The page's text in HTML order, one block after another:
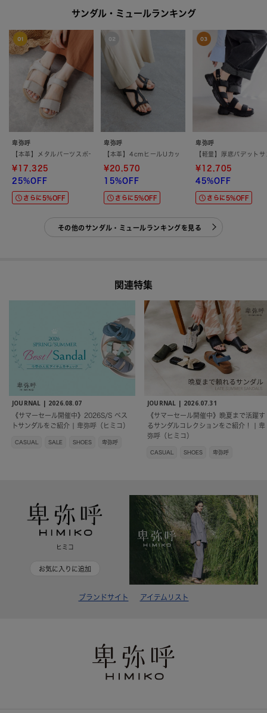
サンダル・ミュールランキング
卑弥呼
【本革】メタルパーツスポーツサンダル/651203
¥17,325
25%OFF
さらに5%OFF
卑弥呼
【本革】4cmヒールUカットサンダル／661212
¥20,570
15%OFF
さらに5%OFF
卑弥呼
【軽量】厚底パデット
¥12,705
45%OFF
さらに5%OFF
その他のサンダル・ミュールランキングを見る
関連特集
JOURNAL | 2026.08.07
《サマーセール開催中》2026S/S ベス
トサンダルをご紹介 | 卑弥呼（ヒミコ）
CASUAL SALE SHOES 卑弥呼
JOURNAL | 2026.07.31
《サマーセール開催中》晩夏まで活躍す
るサンダルコレクションをご紹介！ | 卑
弥呼（ヒミコ）
CASUAL SHOES 卑弥呼
ヒミコ
お気に入りに追加
ブランドサイト アイテムリスト